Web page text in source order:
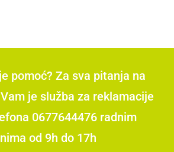
pomoć? Za sva pitanja na
je služba za reklamacije
0677644476 radnim
od 9h do 17h